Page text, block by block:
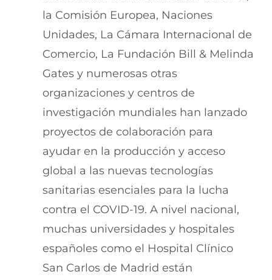
la Comisión Europea, Naciones
Unidades, La Cámara Internacional de
Comercio, La Fundación Bill & Melinda
Gates y numerosas otras
organizaciones y centros de
investigación mundiales han lanzado
proyectos de colaboración para
ayudar en la producción y acceso
global a las nuevas tecnologías
sanitarias esenciales para la lucha
contra el COVID-19. A nivel nacional,
muchas universidades y hospitales
españoles como el Hospital Clínico
San Carlos de Madrid están